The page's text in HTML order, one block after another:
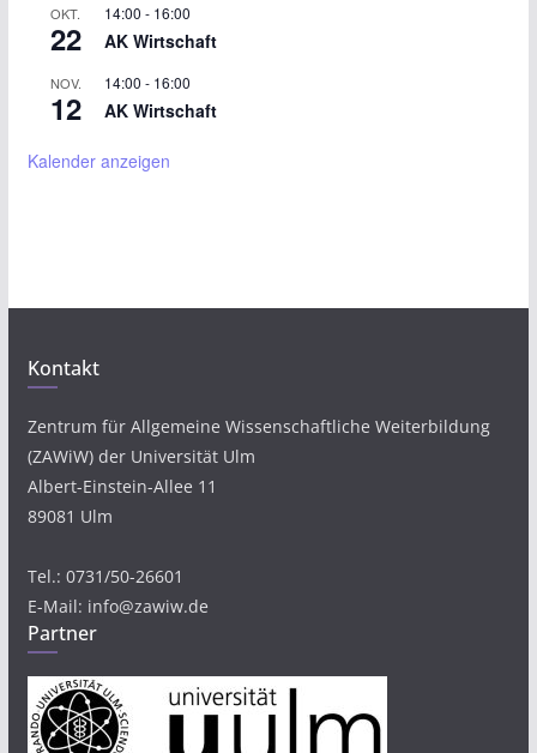
OKT.
22
14:00 - 16:00
AK Wirtschaft
NOV.
12
14:00 - 16:00
AK Wirtschaft
Kalender anzeigen
Kontakt
Zentrum für Allgemeine Wissenschaftliche Weiterbildung
(ZAWiW) der Universität Ulm
Albert-Einstein-Allee 11
89081 Ulm
Tel.: 0731/50-26601
E-Mail: info@zawiw.de
Partner